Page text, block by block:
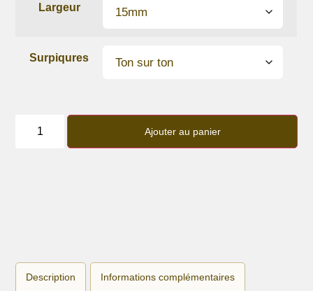
Largeur
Surpiqures
Bracelet
Ajouter au panier
Description Informations complémentaires